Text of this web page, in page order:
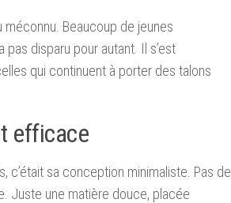
Beaucoup de jeunes
pas disparu pour autant. Il s’est
qui continuent à porter des talons
efficace
c’était sa conception minimaliste. Pas de
Juste une matière douce, placée